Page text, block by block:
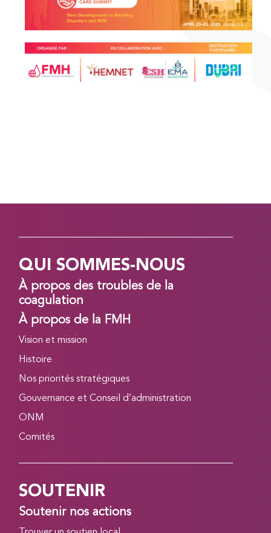
QUI SOMMES-NOUS
À propos des troubles de la
coagulation
À propos de la FMH
Vision et mission
Histoire
Nos priorités stratégiques
Gouvernance et Conseil d’administration
ONM
Comités
SOUTENIR
Soutenir nos actions